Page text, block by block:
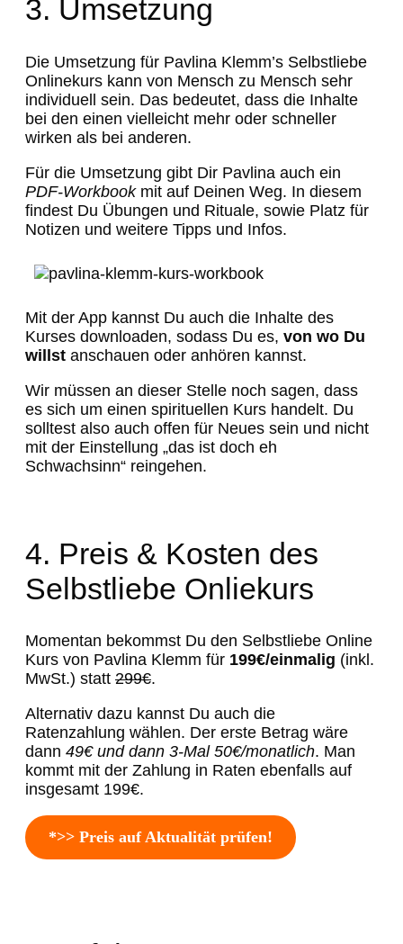
3. Umsetzung
Die Umsetzung für Pavlina Klemm’s Selbstliebe
Onlinekurs kann von Mensch zu Mensch sehr
individuell sein. Das bedeutet, dass die Inhalte
bei den einen vielleicht mehr oder schneller
wirken als bei anderen.
Für die Umsetzung gibt Dir Pavlina auch ein
PDF-Workbookmit auf Deinen Weg. In diesem
findest Du Übungen und Rituale, sowie Platz für
Notizen und weitere Tipps und Infos.
Mit der App kannst Du auch die Inhalte des
Kurses downloaden, sodass Du es, von wo Du
willst anschauen oder anhören kannst.
Wir müssen an dieser Stelle noch sagen, dass
es sich um einen spirituellen Kurs handelt. Du
solltest also auch offen für Neues sein und nicht
mit der Einstellung „das ist doch eh
Schwachsinn“ reingehen.
4. Preis & Kosten des
Selbstliebe Onliekurs
Momentan bekommst Du den Selbstliebe Online
Kurs von Pavlina Klemm für 199€/einmalig (inkl.
MwSt.) statt 299€.
Alternativ dazu kannst Du auch die
Ratenzahlung wählen. Der erste Betrag wäre
dann 49€ und dann 3-Mal 50€/monatlich. Man
kommt mit der Zahlung in Raten ebenfalls auf
insgesamt 199€.
*>> Preis auf Aktualität prüfen!